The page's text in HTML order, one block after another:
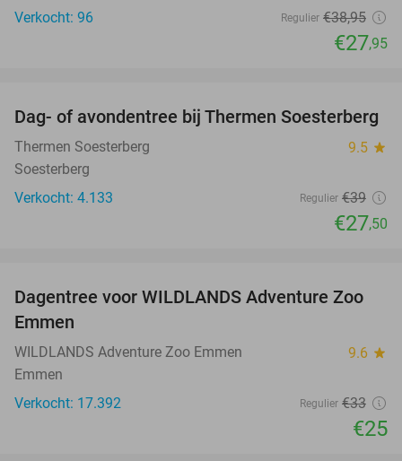
Verkocht: 96
Regulier €38,95
€27,95
29%
Dag- of avondentree bij Thermen Soesterberg
Thermen Soesterberg 9.5 star
Soesterberg
Verkocht: 4.133
Regulier €39
€27,50
24%
Dagentree voor WILDLANDS Adventure Zoo
Emmen
WILDLANDS Adventure Zoo Emmen 9.6 star
Emmen
Verkocht: 17.392
Regulier €33
€25